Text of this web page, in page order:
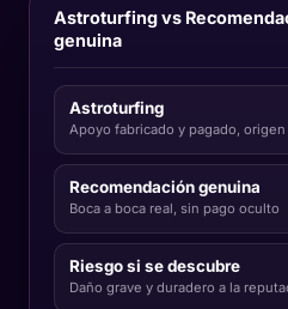
Astroturfing vs
genuina
Astroturfing
Apoyo fabricado y pagado,
Recomendación genuina
Boca a boca real, sin pago oculto
Riesgo si se descubre
Daño grave y duradero a la